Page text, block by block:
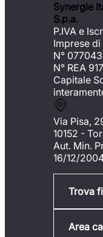
Synergie
S.p.a.
P.IVA e
Imprese
N°
N° REA
Capitale
Via Pisa,
10152 -
Aut. Min.
16/12/
Trova
Area